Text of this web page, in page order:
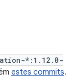
*:1.12.0-
estes commits.